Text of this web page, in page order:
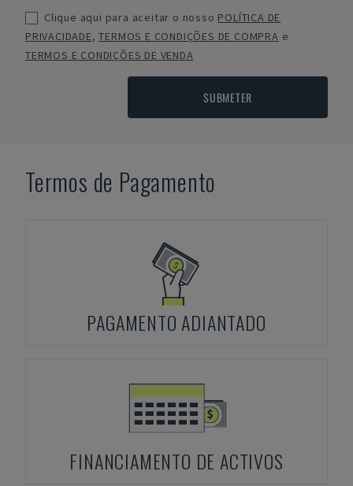
Clique aqui para aceitar o nosso POLÍTICA DE
PRIVACIDADE,TERMOS E CONDIÇÕES DE COMPRA e
TERMOS E CONDIÇÕES DE VENDA
SUBMETER
Termos de Pagamento
PAGAMENTO ADIANTADO
FINANCIAMENTO DE ACTIVOS